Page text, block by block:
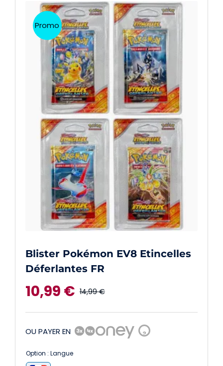
Promo
Blister Pokémon EV8 Etincelles
Déferlantes FR
14,99€
prix
initial
10,99 €
prix
actuel
OU PAYER EN ?
Option : Langue